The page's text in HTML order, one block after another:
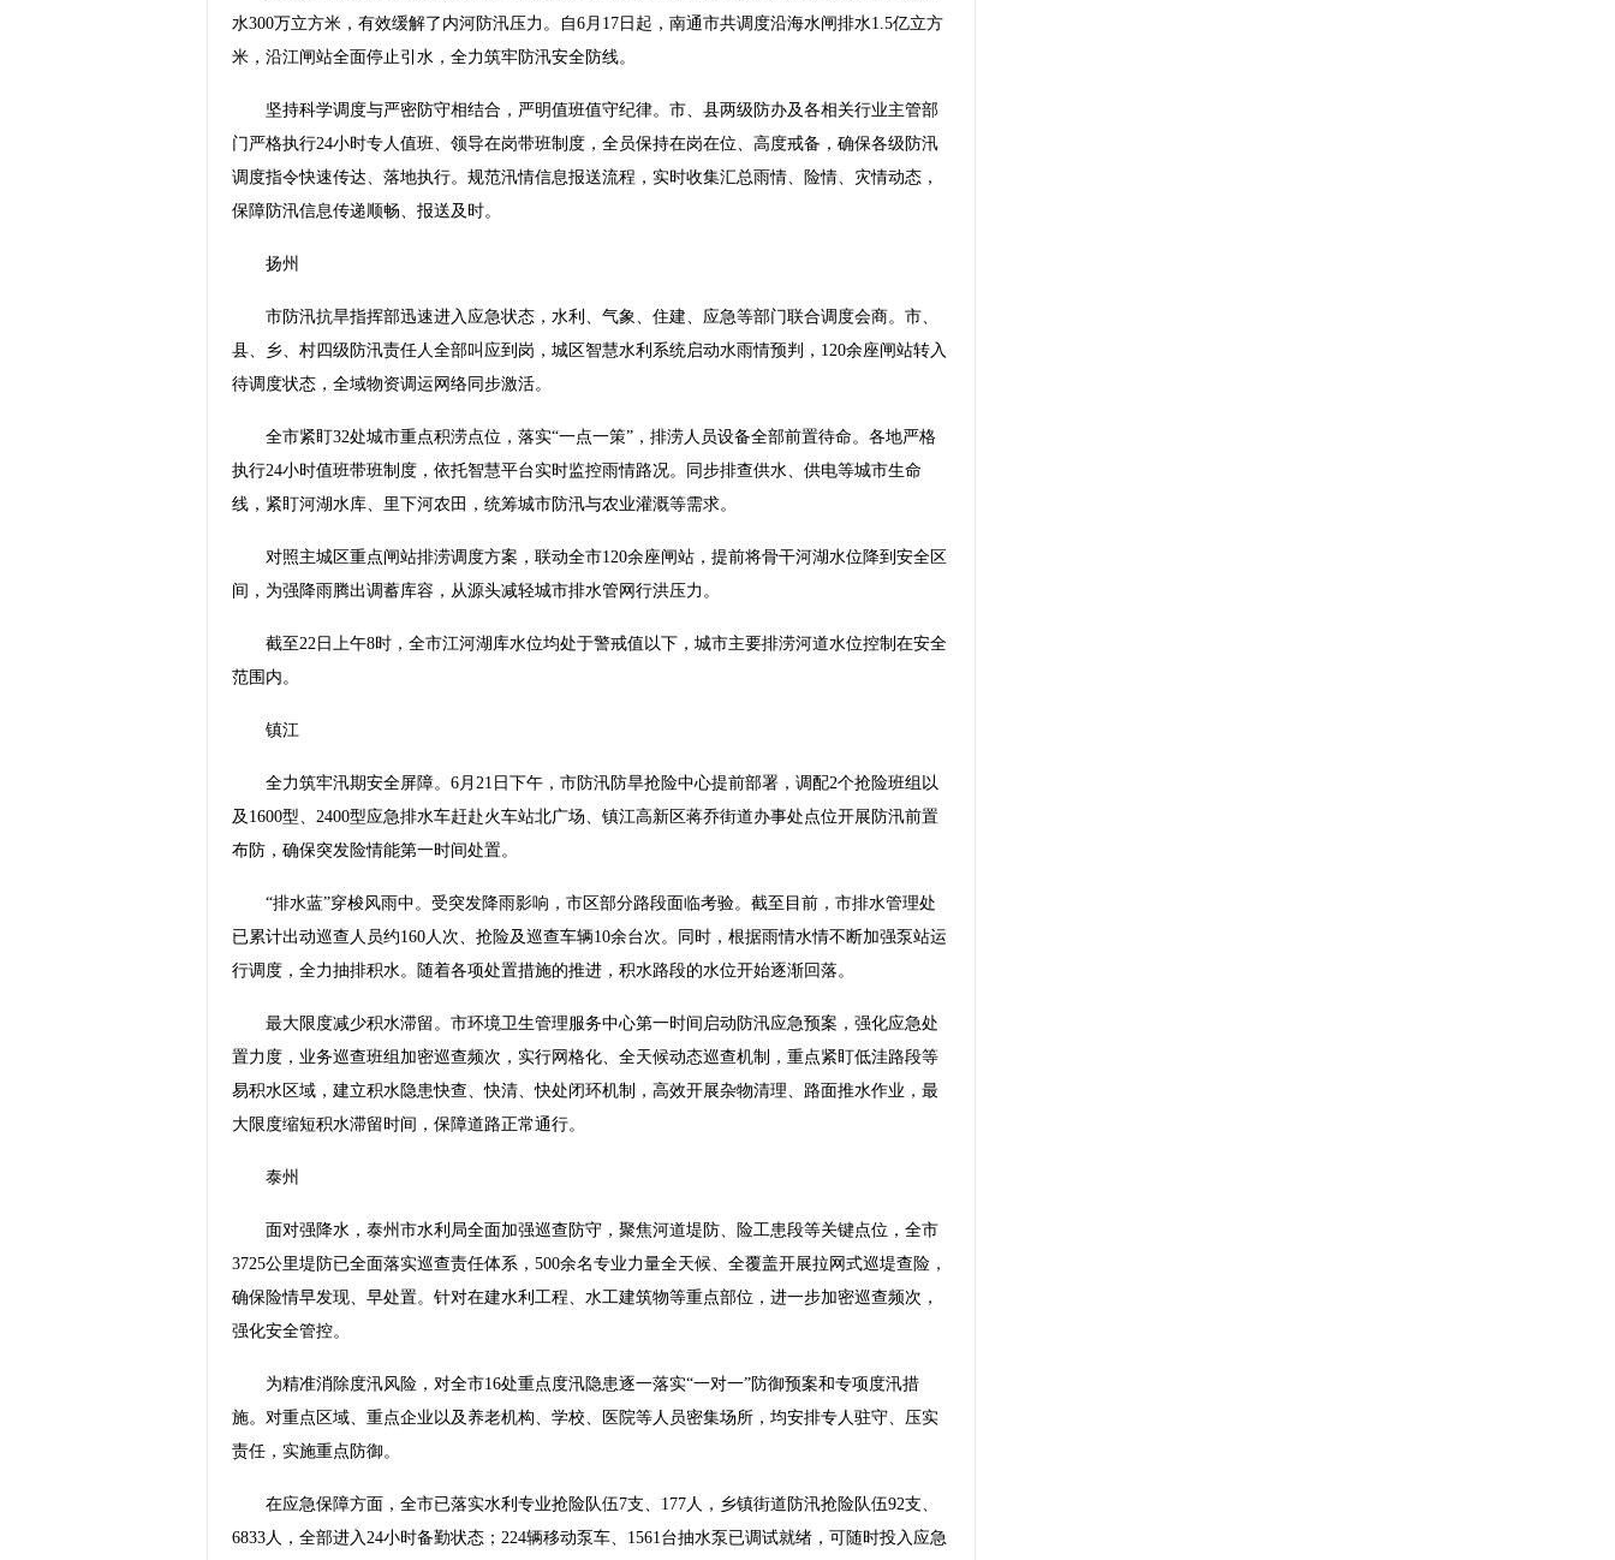
水300万立方米，有效缓解了内河防汛压力。自6月17日起，南通市共调度沿海水闸排水1.5亿立方
米，沿江闸站全面停止引水，全力筑牢防汛安全防线。
坚持科学调度与严密防守相结合，严明值班值守纪律。市、县两级防办及各相关行业主管部
门严格执行24小时专人值班、领导在岗带班制度，全员保持在岗在位、高度戒备，确保各级防汛
调度指令快速传达、落地执行。规范汛情信息报送流程，实时收集汇总雨情、险情、灾情动态，
保障防汛信息传递顺畅、报送及时。
扬州
市防汛抗旱指挥部迅速进入应急状态，水利、气象、住建、应急等部门联合调度会商。市、
县、乡、村四级防汛责任人全部叫应到岗，城区智慧水利系统启动水雨情预判，120余座闸站转入
待调度状态，全域物资调运网络同步激活。
全市紧盯32处城市重点积涝点位，落实“一点一策”，排涝人员设备全部前置待命。各地严格
执行24小时值班带班制度，依托智慧平台实时监控雨情路况。同步排查供水、供电等城市生命
线，紧盯河湖水库、里下河农田，统筹城市防汛与农业灌溉等需求。
对照主城区重点闸站排涝调度方案，联动全市120余座闸站，提前将骨干河湖水位降到安全区
间，为强降雨腾出调蓄库容，从源头减轻城市排水管网行洪压力。
截至22日上午8时，全市江河湖库水位均处于警戒值以下，城市主要排涝河道水位控制在安全
范围内。
镇江
全力筑牢汛期安全屏障。6月21日下午，市防汛防旱抢险中心提前部署，调配2个抢险班组以
及1600型、2400型应急排水车赶赴火车站北广场、镇江高新区蒋乔街道办事处点位开展防汛前置
布防，确保突发险情能第一时间处置。
“排水蓝”穿梭风雨中。受突发降雨影响，市区部分路段面临考验。截至目前，市排水管理处
已累计出动巡查人员约160人次、抢险及巡查车辆10余台次。同时，根据雨情水情不断加强泵站运
行调度，全力抽排积水。随着各项处置措施的推进，积水路段的水位开始逐渐回落。
最大限度减少积水滞留。市环境卫生管理服务中心第一时间启动防汛应急预案，强化应急处
置力度，业务巡查班组加密巡查频次，实行网格化、全天候动态巡查机制，重点紧盯低洼路段等
易积水区域，建立积水隐患快查、快清、快处闭环机制，高效开展杂物清理、路面推水作业，最
大限度缩短积水滞留时间，保障道路正常通行。
泰州
面对强降水，泰州市水利局全面加强巡查防守，聚焦河道堤防、险工患段等关键点位，全市
3725公里堤防已全面落实巡查责任体系，500余名专业力量全天候、全覆盖开展拉网式巡堤查险，
确保险情早发现、早处置。针对在建水利工程、水工建筑物等重点部位，进一步加密巡查频次，
强化安全管控。
为精准消除度汛风险，对全市16处重点度汛隐患逐一落实“一对一”防御预案和专项度汛措
施。对重点区域、重点企业以及养老机构、学校、医院等人员密集场所，均安排专人驻守、压实
责任，实施重点防御。
在应急保障方面，全市已落实水利专业抢险队伍7支、177人，乡镇街道防汛抢险队伍92支、
6833人，全部进入24小时备勤状态；224辆移动泵车、1561台抽水泵已调试就绪，可随时投入应急